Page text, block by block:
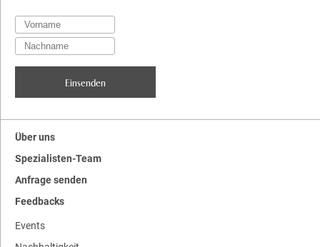
Über uns
Spezialisten-Team
Anfrage senden
Feedbacks
Events